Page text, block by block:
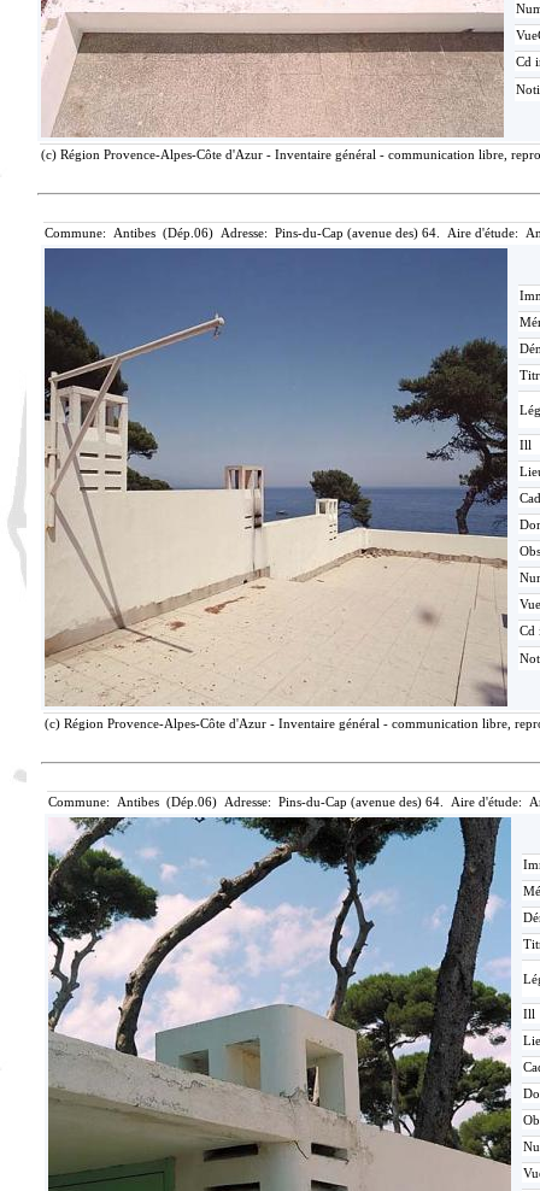
Cd
(c) Région Provence-Alpes-Côte d'Azur - Inventaire général - communication libre,
Commune: Antibes (Dép.06) Adresse: Pins-du-Cap (avenue des) 64. Aire d'étude:
Ill
Obs
Cd
(c) Région Provence-Alpes-Côte d'Azur - Inventaire général - communication libre,
Commune: Antibes (Dép.06) Adresse: Pins-du-Cap (avenue des) 64. Aire d'étude:
Ill